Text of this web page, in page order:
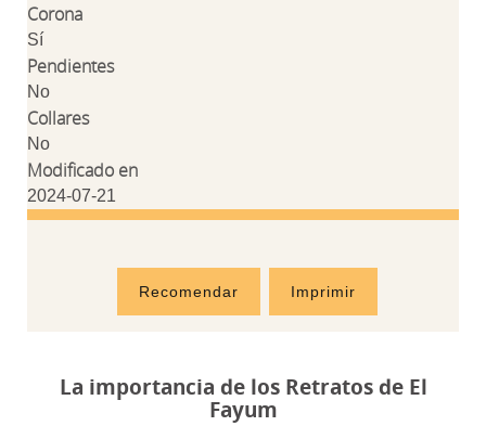
Corona
Sí
Pendientes
No
Collares
No
Modificado en
2024-07-21
Recomendar Imprimir
La importancia de los Retratos de El
Fayum